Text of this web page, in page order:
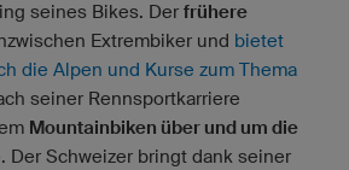
seines Bikes. Der frühere
Extrembiker und bietet
die Alpen und Kurse zum Thema
seiner Rennsportkarriere
Mountainbiken über und um die
Der Schweizer bringt dank seiner